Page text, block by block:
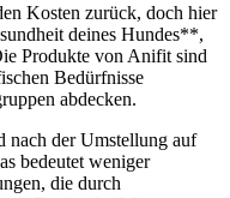
Kosten zurück, doch⁣ hier
deines⁤ Hundes**,
Produkte von Anifit sind
Bedürfnisse
abdecken.
nach der Umstellung ⁢auf
‍bedeutet weniger
die durch